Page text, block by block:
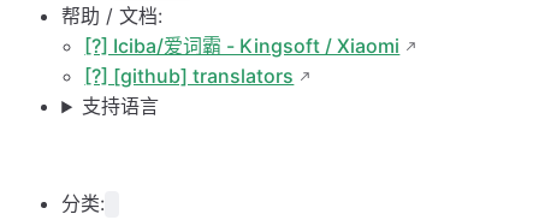
帮助 / 文档:
[?] Iciba/爱词霸 - Kingsoft / Xiaomi
[?] [github] translators
支持语言
分类: